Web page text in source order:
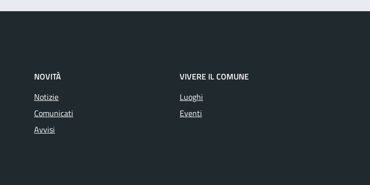
NOVITÀ
Notizie
Comunicati
Avvisi
VIVERE IL COMUNE
Luoghi
Eventi